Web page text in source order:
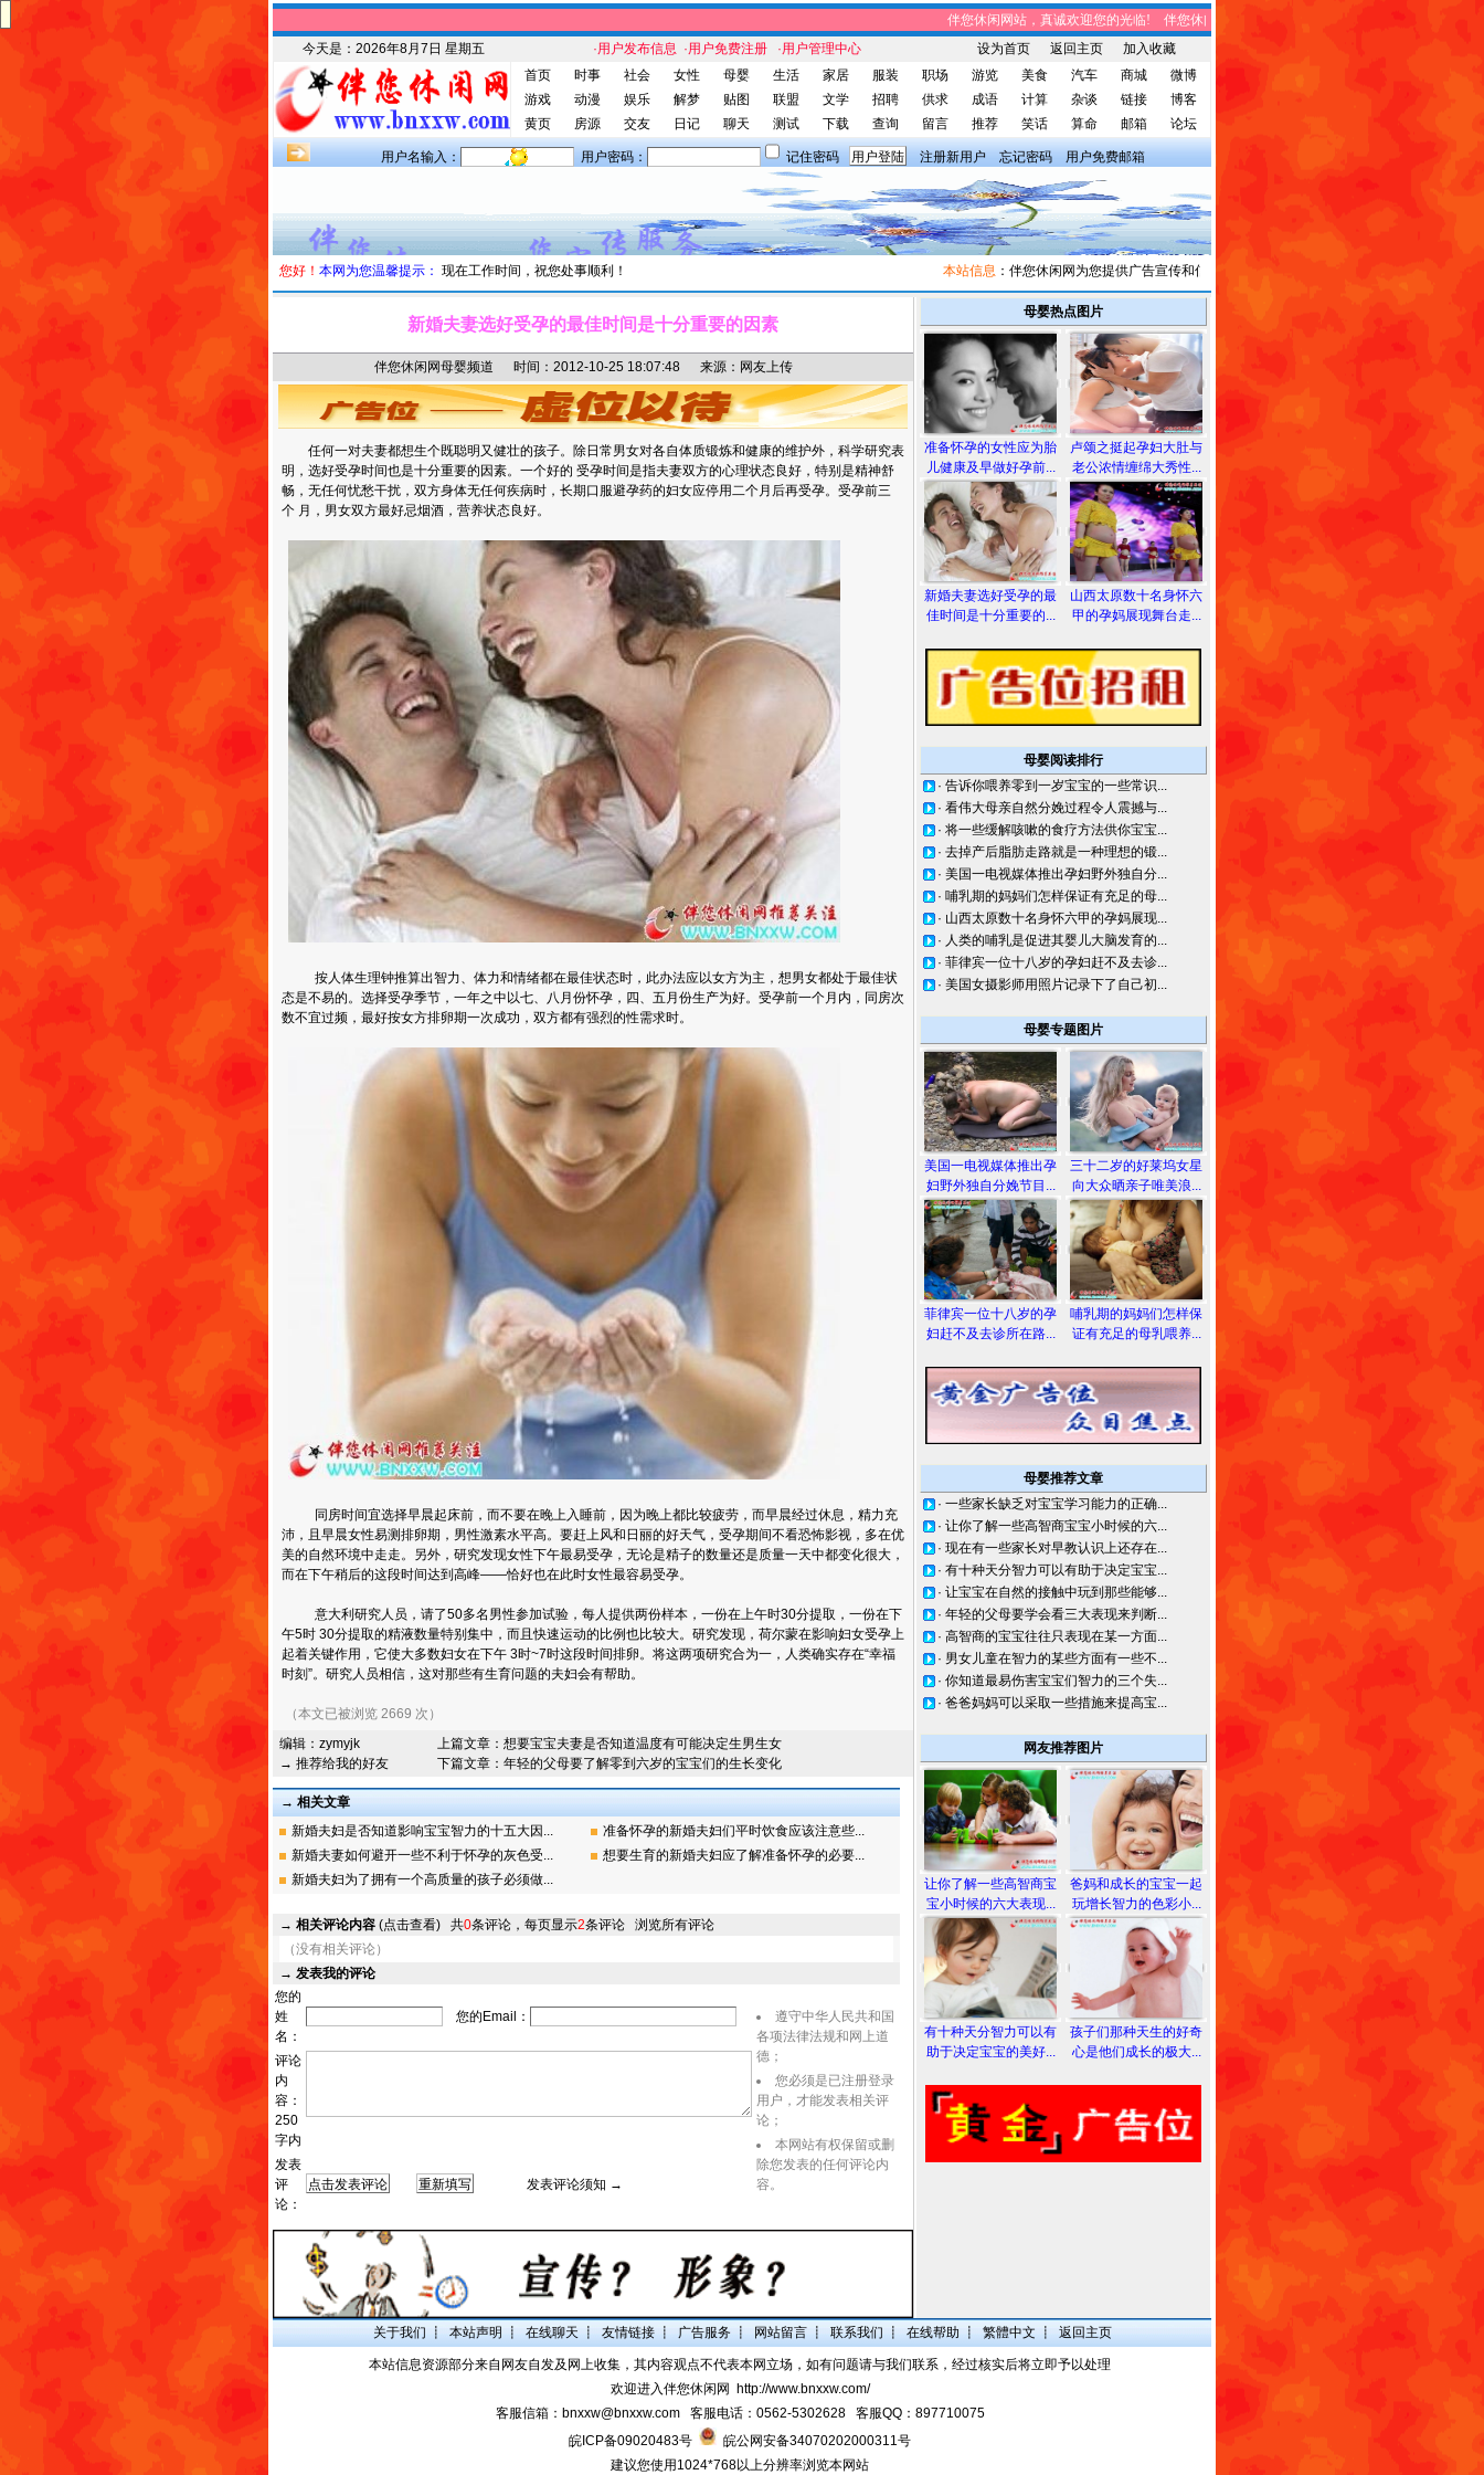
伴您休闲网站，真诚欢迎您的光临! 伴您休闲网站，将免费给您带来趣味时事、笑话集锦、家
今天是： 2026年8月7日 星期五 ·用户发布信息 ·用户免费注册 ·用户管理中心 设为首页 返回主页
加入收藏
首页
时事 社会 女性 母婴 生活 家居 服装 职场 游览 美食 汽车 商城
微博
游戏
动漫 娱乐 解梦 贴图 联盟 文学 招聘 供求 成语 计算 杂谈 链接
博客
黄页
房源 交友 日记 聊天 测试 下载 查询 留言 推荐 笑话 算命 邮箱 论坛
用户名输入： 用户密码： 记住密码 注册新用户 忘记密码 用户免费邮箱
您好！ 本网为您温馨提示： 现在工作时间，祝您处事顺利！ 本站信息：伴您休闲网为您提供广告宣传和信息发布，有需求者请与我们联系。
新婚夫妻选好受孕的最佳时间是十分重要的因素
伴您休闲网母婴频道 时间：2012-10-25 18:07:48 来源：网友上传
任何一对夫妻都想生个既聪明又健壮的孩子。除日常男女对各自体质锻炼和健康的维护外，科学研究表
明，选好受孕时间也是十分重要的因素。一个好的 受孕时间是指夫妻双方的心理状态良好，特别是精神舒
畅，无任何忧愁干扰，双方身体无任何疾病时，长期口服避孕药的妇女应停用二个月后再受孕。受孕前三
个 月，男女双方最好忌烟酒，营养状态良好。
按人体生理钟推算出智力、体力和情绪都在最佳状态时，此办法应以女方为主，想男女都处于最佳状
态是不易的。选择受孕季节，一年之中以七、八月份怀孕，四、五月份生产为好。受孕前一个月内，同房次
数不宜过频，最好按女方排卵期一次成功，双方都有强烈的性需求时。
同房时间宜选择早晨起床前，而不要在晚上入睡前，因为晚上都比较疲劳，而早晨经过休息，精力充
沛，且早晨女性易测排卵期，男性激素水平高。要赶上风和日丽的好天气，受孕期间不看恐怖影视，多在优
美的自然环境中走走。另外，研究发现女性下午最易受孕，无论是精子的数量还是质量一天中都变化很大，
而在下午稍后的这段时间达到高峰——恰好也在此时女性最容易受孕。
意大利研究人员，请了50多名男性参加试验，每人提供两份样本，一份在上午时30分提取，一份在下
午5时 30分提取的精液数量特别集中，而且快速运动的比例也比较大。研究发现，荷尔蒙在影响妇女受孕上
起着关键作用，它使大多数妇女在下午 3时~7时这段时间排卵。将这两项研究合为一，人类确实存在“幸福
时刻”。研究人员相信，这对那些有生育问题的夫妇会有帮助。
（本文已被浏览 2669 次）
编辑： zymyjk
→ 推荐给我的好友
上篇文章： 想要宝宝夫妻是否知道温度有可能决定生男生女
下篇文章： 年轻的父母要了解零到六岁的宝宝们的生长变化
→ 相关文章
新婚夫妇是否知道影响宝宝智力的十五大因...
准备怀孕的新婚夫妇们平时饮食应该注意些...
新婚夫妻如何避开一些不利于怀孕的灰色受...
想要生育的新婚夫妇应了解准备怀孕的必要...
新婚夫妇为了拥有一个高质量的孩子必须做...
→ 相关评论内容 (点击查看) 共0条评论，每页显示2条评论 浏览所有评论
（没有相关评论）
→ 发表我的评论
您的
姓
名：
您的Email：
评论
内
容：
250
字内
发表
评
论：
发表评论须知 →
遵守中华人民共和国
各项法律法规和网上道
德；
您必须是已注册登录
用户，才能发表相关评
论；
本网站有权保留或删
除您发表的任何评论内
容。
母婴热点图片
准备怀孕的女性应为胎
儿健康及早做好孕前...
新婚夫妻选好受孕的最
佳时间是十分重要的...
卢颂之挺起孕妇大肚与
老公浓情缠绵大秀性...
山西太原数十名身怀六
甲的孕妈展现舞台走...
母婴阅读排行
· 告诉你喂养零到一岁宝宝的一些常识...
· 看伟大母亲自然分娩过程令人震撼与...
· 将一些缓解咳嗽的食疗方法供你宝宝...
· 去掉产后脂肪走路就是一种理想的锻...
· 美国一电视媒体推出孕妇野外独自分...
· 哺乳期的妈妈们怎样保证有充足的母...
· 山西太原数十名身怀六甲的孕妈展现...
· 人类的哺乳是促进其婴儿大脑发育的...
· 菲律宾一位十八岁的孕妇赶不及去诊...
· 美国女摄影师用照片记录下了自己初...
母婴专题图片
美国一电视媒体推出孕
妇野外独自分娩节目...
菲律宾一位十八岁的孕
妇赶不及去诊所在路...
三十二岁的好莱坞女星
向大众晒亲子唯美浪...
哺乳期的妈妈们怎样保
证有充足的母乳喂养...
母婴推荐文章
· 一些家长缺乏对宝宝学习能力的正确...
· 让你了解一些高智商宝宝小时候的六...
· 现在有一些家长对早教认识上还存在...
· 有十种天分智力可以有助于决定宝宝...
· 让宝宝在自然的接触中玩到那些能够...
· 年轻的父母要学会看三大表现来判断...
· 高智商的宝宝往往只表现在某一方面...
· 男女儿童在智力的某些方面有一些不...
· 你知道最易伤害宝宝们智力的三个失...
· 爸爸妈妈可以采取一些措施来提高宝...
网友推荐图片
让你了解一些高智商宝
宝小时候的六大表现...
有十种天分智力可以有
助于决定宝宝的美好...
爸妈和成长的宝宝一起
玩增长智力的色彩小...
孩子们那种天生的好奇
心是他们成长的极大...
关于我们 ┋ 本站声明 ┋ 在线聊天 ┋ 友情链接 ┋ 广告服务 ┋ 网站留言 ┋ 联系我们 ┋ 在线帮助 ┋ 繁體中文 ┋ 返回主页
本站信息资源部分来自网友自发及网上收集，其内容观点不代表本网立场，如有问题请与我们联系，经过核实后将立即予以处理
欢迎进入伴您休闲网
http://www.bnxxw.com/
客服信箱：bnxxw@bnxxw.com 客服电话：0562-5302628 客服QQ：897710075
皖ICP备09020483号
皖公网安备34070202000311号
建议您使用1024*768以上分辨率浏览本网站